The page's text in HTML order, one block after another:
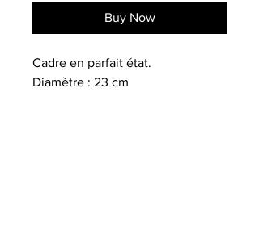
Buy Now
Cadre en parfait état.
Diamètre : 23 cm